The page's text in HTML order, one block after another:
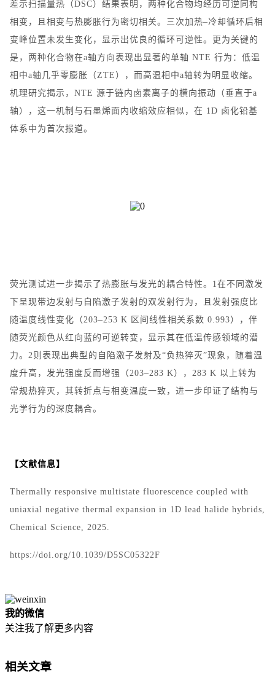
差示扫描量热（DSC）结果表明，两种化合物均经历可逆同构
相变，且相变与热膨胀行为密切相关。三次加热–冷却循环后相
变峰位置未发生变化，
显示出优良的循环可逆性。更为关键的
是，两种化合物在a轴方向表现出显著的单轴 NTE 行为：低温
相中a轴几乎零膨胀（ ZTE ），而高温相中a轴转为明显收缩。
机理研究揭示， NTE 源于链内卤素离子的横向振动（垂直于a
轴），这一机制与石墨烯面内收缩效应相似，在 1D 卤化铅基
体系中为首次报道。
荧光测试进一步揭示了热膨胀与发光的耦合特性。 1 在不同激发
下呈现带边发射与自陷激子发射的双发射行为，且发射强度比
随温度线性变化（ 203–253 K 区间线性相关系数 0.993），伴
随荧光颜色从红向蓝的可逆转变，显示其在低温传感领域的潜
力。 2 则表现出典型的自陷激子发射及“负热猝灭 ”现象，随着温
度升高，发光强度反而增强（ 203–283 K ）， 283 K 以上转为
常规热猝灭，其转折点与相变温度一致，进一步印证了结构与
光学行为的深度耦合。
【文献信息】
Thermally responsive multistate fluorescence coupled with
uniaxial negative thermal expansion in 1D lead halide hybrids,
Chemical Science, 2025.
https://doi.org/10.1039/D5SC05322F
我的微信
关注我了解更多内容
相关文章